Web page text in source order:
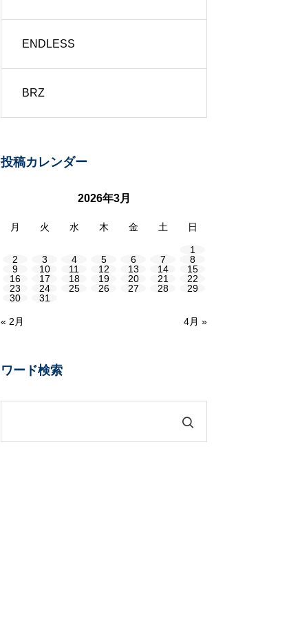
ENDLESS
BRZ
投稿カレンダー
2026年3月
月 火 水 木 金 土 日
1
2
3 4 5 6 7
8
9
10 11 12 13 14
15
16
17 18 19 20 21
22
23
24 25 26 27 28
29
30
31
« 2月 4月 »
ワード検索